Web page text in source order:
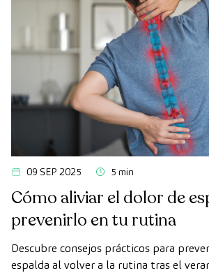
09 SEP 2025 5 min
Cómo aliviar el dolor de
prevenirlo en tu rutina
Descubre consejos prácticos para
espalda al volver a la rutina tras el